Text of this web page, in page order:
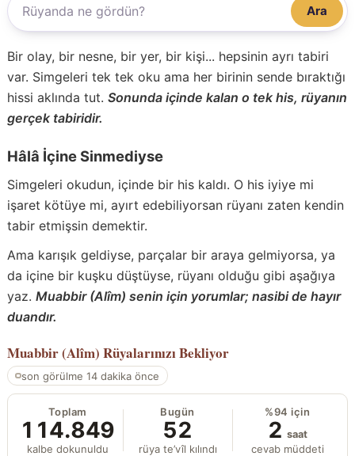
Ara
Bir olay, bir nesne, bir yer, bir kişi... hepsinin ayrı tabiri
var. Simgeleri tek tek oku ama her birinin sende bıraktığı
hissi aklında tut. Sonunda içinde kalan o tek his, rüyanın
gerçek tabiridir.
Hâlâ İçine Sinmediyse
Simgeleri okudun, içinde bir his kaldı. O his iyiye mi
işaret kötüye mi, ayırt edebiliyorsan rüyanı zaten kendin
tabir etmişsin demektir.
Ama karışık geldiyse, parçalar bir araya gelmiyorsa, ya
da içine bir kuşku düştüyse, rüyanı olduğu gibi aşağıya
yaz. Muabbir (Alîm) senin için yorumlar; nasibi de hayır
duandır.
Muabbir (Alîm) Rüyalarınızı Bekliyor
son görülme 14 dakika önce
Toplam
114.849
kalbe dokunuldu
Bugün
52
rüya te’vîl kılındı
%94 için
2 saat
cevab müddeti